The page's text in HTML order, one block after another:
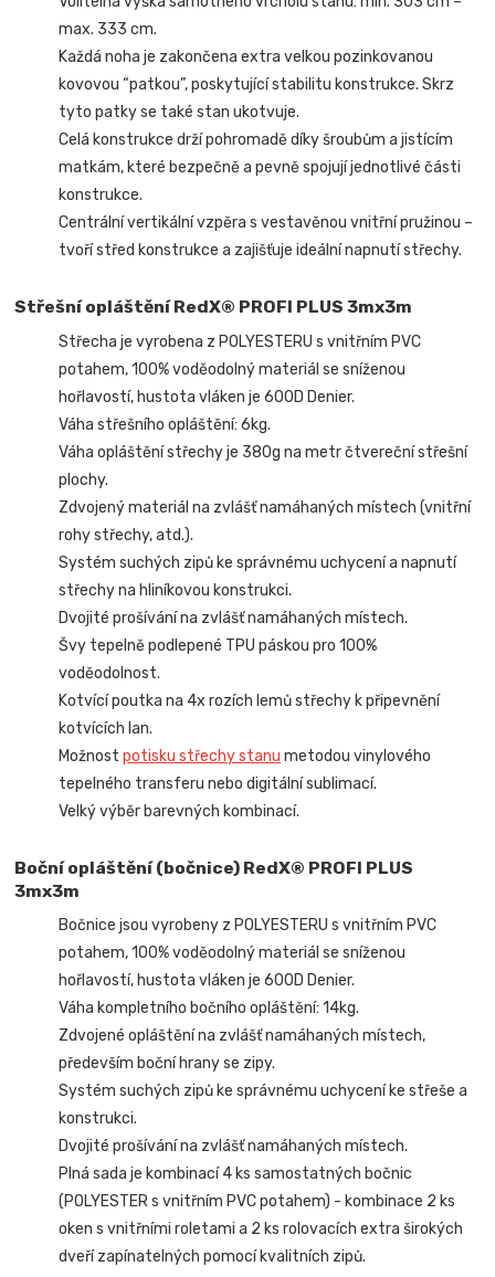
max. 333 cm.
Každá noha je zakončena extra velkou pozinkovanou
kovovou “patkou”, poskytující stabilitu konstrukce. Skrz
tyto patky se také stan ukotvuje.
Celá konstrukce drží pohromadě díky šroubům a jistícím
matkám, které bezpečně a pevně spojují jednotlivé části
konstrukce.
Centrální vertikální vzpěra s vestavěnou vnitřní pružinou –
tvoří střed konstrukce a zajišťuje ideální napnutí střechy.
Střešní opláštění RedX® PROFI PLUS 3mx3m
Střecha je vyrobena z POLYESTERU s vnitřním PVC
potahem, 100% voděodolný materiál se sníženou
hořlavostí, hustota vláken je 600D Denier.
Váha střešního opláštění: 6kg.
Váha opláštění střechy je 380g na metr čtvereční střešní
plochy.
Zdvojený materiál na zvlášť namáhaných místech (vnitřní
rohy střechy, atd.).
Systém suchých zipů ke správnému uchycení a napnutí
střechy na hliníkovou konstrukci.
Dvojité prošívání na zvlášť namáhaných místech.
Švy tepelně podlepené TPU páskou pro 100%
voděodolnost.
Kotvící poutka na 4x rozích lemů střechy k připevnění
kotvících lan.
Možnostpotisku střechy stanu metodou vinylového
tepelného transferu nebo digitální sublimací.
Velký výběr barevných kombinací.
Boční opláštění (bočnice) RedX® PROFI PLUS
3mx3m
Bočnice jsou vyrobeny z POLYESTERU s vnitřním PVC
potahem, 100% voděodolný materiál se sníženou
hořlavostí, hustota vláken je 600D Denier.
Váha kompletního bočního opláštění: 14kg.
Zdvojené opláštění na zvlášť namáhaných místech,
především boční hrany se zipy.
Systém suchých zipů ke správnému uchycení ke střeše a
konstrukci.
Dvojité prošívání na zvlášť namáhaných místech.
Plná sada je kombinací 4 ks samostatných bočnic
(POLYESTER s vnitřním PVC potahem) - kombinace 2 ks
oken s vnitřními roletami a 2 ks rolovacích extra širokých
dveří zapínatelných pomocí kvalitních zipů.